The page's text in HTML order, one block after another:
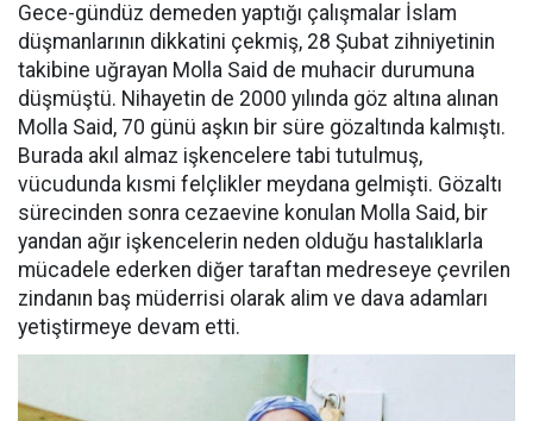
Gece-gündüz demeden yaptığı çalışmalar İslam
düşmanlarının dikkatini çekmiş, 28 Şubat zihniyetinin
takibine uğrayan Molla Said de muhacir durumuna
düşmüştü. Nihayetin de 2000 yılında göz altına alınan
Molla Said, 70 günü aşkın bir süre gözaltında kalmıştı.
Burada akıl almaz işkencelere tabi tutulmuş,
vücudunda kısmi felçlikler meydana gelmişti. Gözaltı
sürecinden sonra cezaevine konulan Molla Said, bir
yandan ağır işkencelerin neden olduğu hastalıklarla
mücadele ederken diğer taraftan medreseye çevrilen
zindanın baş müderrisi olarak alim ve dava adamları
yetiştirmeye devam etti.